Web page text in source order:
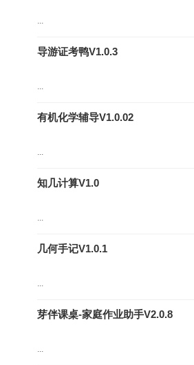
...
导游证考鸭V1.0.3
...
有机化学辅导V1.0.02
...
知几计算V1.0
...
几何手记V1.0.1
...
芽伴课桌-家庭作业助手V2.0.8
...